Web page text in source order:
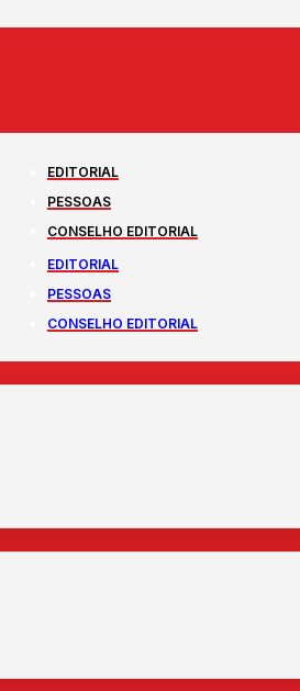
EDITORIAL
PESSOAS
CONSELHO EDITORIAL
EDITORIAL
PESSOAS
CONSELHO EDITORIAL